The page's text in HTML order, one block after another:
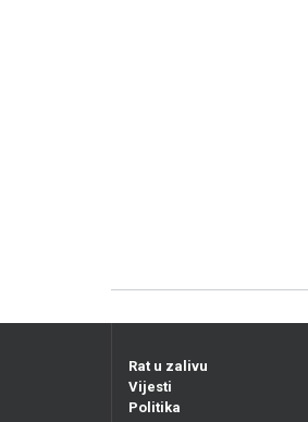
Rat u zalivu
Vijesti
Politika